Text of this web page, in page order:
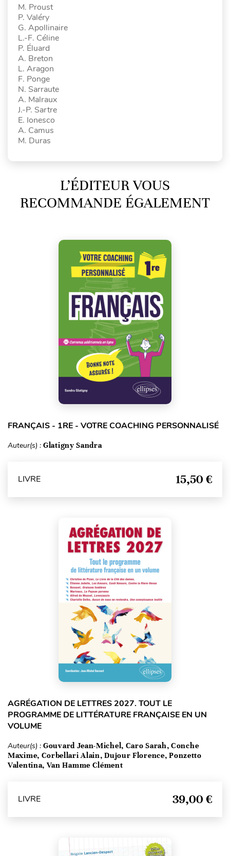
M. Proust
P. Valéry
G. Apollinaire
L.-F. Céline
P. Éluard
A. Breton
L. Aragon
F. Ponge
N. Sarraute
A. Malraux
J.-P. Sartre
E. Ionesco
A. Camus
M. Duras
L’ÉDITEUR VOUS
RECOMMANDE ÉGALEMENT
FRANÇAIS - 1RE - VOTRE COACHING PERSONNALISÉ
Auteur(s) : Glatigny Sandra
LIVRE 15,50 €
AGRÉGATION DE LETTRES 2027. TOUT LE
PROGRAMME DE LITTÉRATURE FRANÇAISE EN UN
VOLUME
Auteur(s) : Gouvard Jean-Michel, Caro Sarah, Conche
Maxime, Corbellari Alain, Dujour Florence, Ponzetto
Valentina, Van Hamme Clément
LIVRE 39,00 €